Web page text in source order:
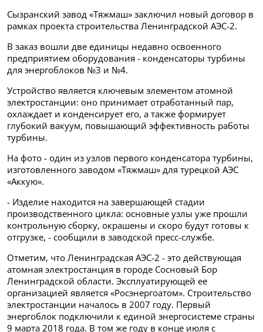
Сызранский завод «Тяжмаш» заключил новый договор в
рамках проекта строительства Ленинградской АЭС-2.
В заказ вошли две единицы недавно освоенного
предприятием оборудования - конденсаторы турбины
для энергоблоков №3 и №4.
Устройство является ключевым элементом атомной
электростанции: оно принимает отработанный пар,
охлаждает и конденсирует его, а также формирует
глубокий вакуум, повышающий эффективность работы
турбины.
На фото - один из узлов первого конденсатора турбины,
изготовленного заводом «Тяжмаш» для турецкой АЭС
«Аккую».
- Изделие находится на завершающей стадии
производственного цикла: основные узлы уже прошли
контрольную сборку, окрашены и скоро будут готовы к
отгрузке, - сообщили в заводской пресс-службе.
Отметим, что Ленинградская АЭС-2 - это действующая
атомная электростанция в городе Сосновый Бор
Ленинградской области. Эксплуатирующей ее
организацией является «Росэнергоатом». Строительство
электростанции началось в 2007 году. Первый
энергоблок подключили к единой энергосистеме страны
9 марта 2018 года. В том же году в конце июля с